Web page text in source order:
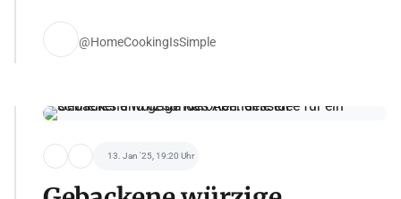
@HomeCookingIsSimple
13. Jan '25, 19:20 Uhr